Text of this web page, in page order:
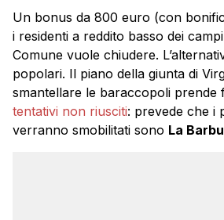
Un bonus da 800 euro (con
i residenti a reddito basso dei
Comune vuole chiudere.
popolari. Il piano della giunta di
smantellare le baraccopoli prende
tentativi non riusciti: prevede che i
verranno smobilitati sono La